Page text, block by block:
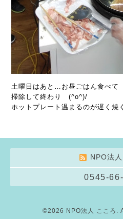
土曜日はあと…お昼ごはん食べて
掃除して終わり (^o^)/
ホットプレート温まるのが遅く
NPO法
0545-
©2026 NPO法人 こころ .